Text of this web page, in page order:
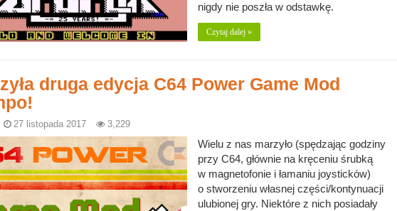
nigdy nie poszła w odstawkę.
Czytaj dalej »
druga edycja C64 Power Game Mod
27 listopada 2017 3,229
Wielu z nas marzyło (spędzając godziny
przy C64, głównie na kręceniu śrubką
w magnetofonie i łamaniu joysticków)
o stworzeniu własnej części/kontynuacji
ulubionej gry. Niektóre z nich posiadały